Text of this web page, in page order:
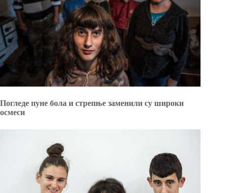
Погледе пуне бола и стрепње заменили су широки
осмеси